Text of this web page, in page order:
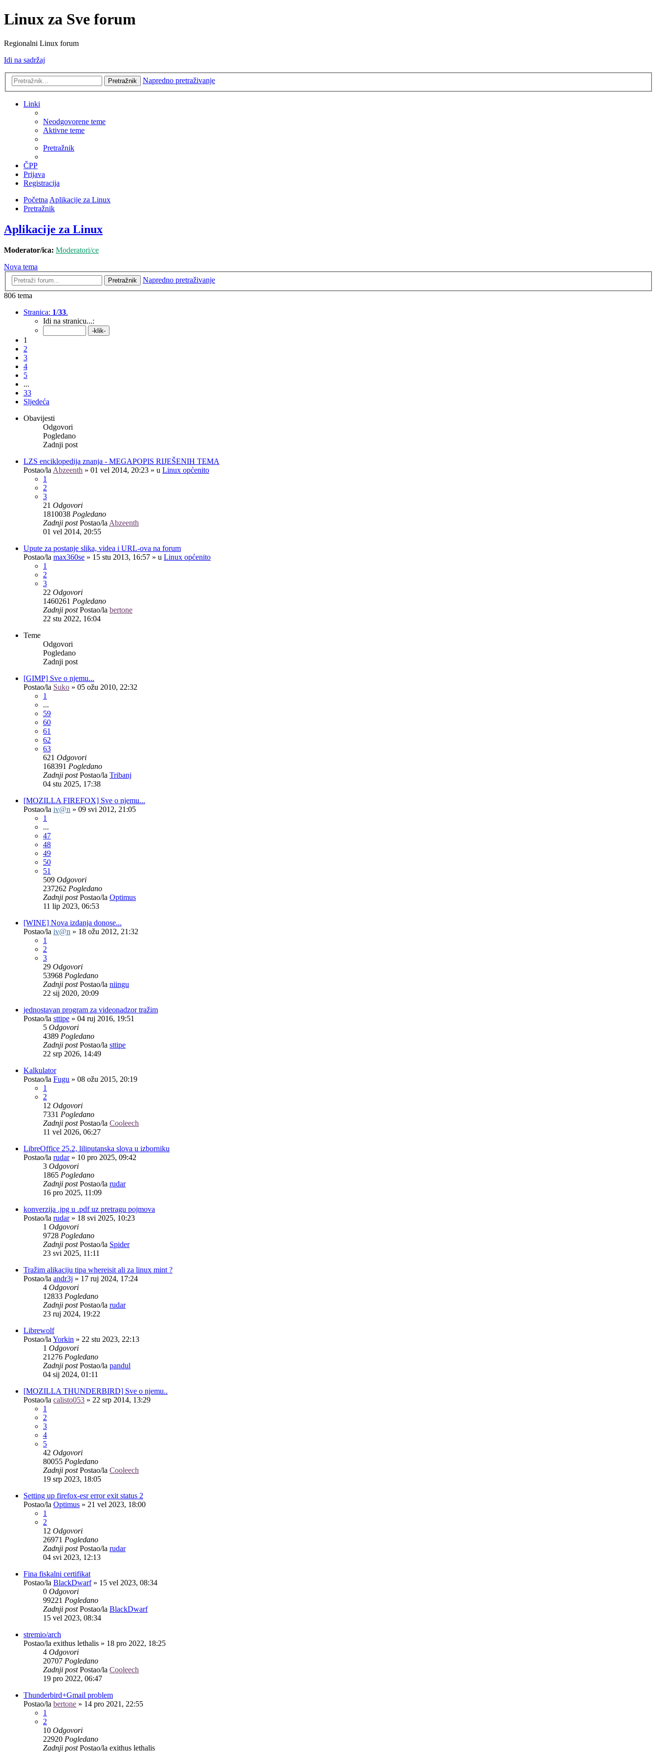
Linux za Sve forum
Regionalni Linux forum
Idi na sadržaj
Pretražnik Napredno pretraživanje
Linki
Neodgovorene teme
Aktivne teme
Pretražnik
ČPP
Prijava
Registracija
PočetnaAplikacije za Linux
Pretražnik
Aplikacije za Linux
Moderator/ica: Moderatori/ce
Nova tema
Pretražnik
Napredno pretraživanje
806 tema
Stranica: 1/33.
Idi na stranicu...:
1
2
3
4
5
...
33
Sljedeća
Obavijesti
Odgovori
Pogledano
Zadnji post
LZS enciklopedija znanja - MEGAPOPIS RIJEŠENIH TEMA
Postao/la Abzeenth » 01 vel 2014, 20:23 » u Linux općenito
1
2
3
21 Odgovori
1810038 Pogledano
Zadnji postPostao/la Abzeenth
01 vel 2014, 20:55
Upute za postanje slika, videa i URL-ova na forum
Postao/la max360se » 15 stu 2013, 16:57 » u Linux općenito
1
2
3
22 Odgovori
1460261 Pogledano
Zadnji postPostao/la bertone
22 stu 2022, 16:04
Teme
Odgovori
Pogledano
Zadnji post
[GIMP] Sve o njemu...
Postao/la Suko » 05 ožu 2010, 22:32
1
...
59
60
61
62
63
621 Odgovori
168391 Pogledano
Zadnji postPostao/la Tribanj
04 stu 2025, 17:38
[MOZILLA FIREFOX] Sve o njemu...
Postao/la iv@n » 09 svi 2012, 21:05
1
...
47
48
49
50
51
509 Odgovori
237262 Pogledano
Zadnji postPostao/la Optimus
11 lip 2023, 06:53
[WINE] Nova izdanja donose...
Postao/la iv@n » 18 ožu 2012, 21:32
1
2
3
29 Odgovori
53968 Pogledano
Zadnji postPostao/la niingu
22 sij 2020, 20:09
jednostavan program za videonadzor tražim
Postao/la sttipe » 04 ruj 2016, 19:51
5 Odgovori
4389 Pogledano
Zadnji postPostao/la sttipe
22 srp 2026, 14:49
Kalkulator
Postao/la Fugu » 08 ožu 2015, 20:19
1
2
12 Odgovori
7331 Pogledano
Zadnji postPostao/la Cooleech
11 vel 2026, 06:27
LibreOffice 25.2, liliputanska slova u izborniku
Postao/la rudar» 10 pro 2025, 09:42
3 Odgovori
1865 Pogledano
Zadnji postPostao/la rudar
16 pro 2025, 11:09
konverzija .jpg u .pdf uz pretragu pojmova
Postao/la rudar» 18 svi 2025, 10:23
1 Odgovori
9728 Pogledano
Zadnji postPostao/la Spider
23 svi 2025, 11:11
Tražim alikaciju tipa whereisit ali za linux mint ?
Postao/la andr3j » 17 ruj 2024, 17:24
4 Odgovori
12833 Pogledano
Zadnji postPostao/la rudar
23 ruj 2024, 19:22
Librewolf
Postao/la Yorkin » 22 stu 2023, 22:13
1 Odgovori
21276 Pogledano
Zadnji postPostao/la pandul
04 sij 2024, 01:11
[MOZILLA THUNDERBIRD] Sve o njemu..
Postao/la calisto053 » 22 srp 2014, 13:29
1
2
3
4
5
42 Odgovori
80055 Pogledano
Zadnji postPostao/la Cooleech
19 srp 2023, 18:05
Setting up firefox-esr error exit status 2
Postao/la Optimus » 21 vel 2023, 18:00
1
2
12 Odgovori
26971 Pogledano
Zadnji postPostao/la rudar
04 svi 2023, 12:13
Fina fiskalni certifikat
Postao/la BlackDwarf» 15 vel 2023, 08:34
0 Odgovori
99221 Pogledano
Zadnji postPostao/la BlackDwarf
15 vel 2023, 08:34
stremio/arch
Postao/la exithus lethalis » 18 pro 2022, 18:25
4 Odgovori
20707 Pogledano
Zadnji postPostao/la Cooleech
19 pro 2022, 06:47
Thunderbird+Gmail problem
Postao/la bertone » 14 pro 2021, 22:55
1
2
10 Odgovori
22920 Pogledano
Zadnji postPostao/la exithus lethalis